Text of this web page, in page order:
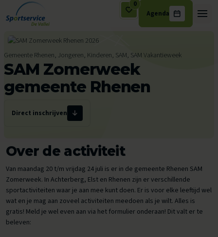
Ga naar de inhoud
0
Agenda
Gemeente Rhenen, Jongeren, Kinderen, SAM, SAM Vakantieweek
SAM Zomerweek
gemeente Rhenen
Direct inschrijven
Over de activiteit
Van maandag 20 t/m vrijdag 24 juli is er in de gemeente Rhenen SAM
Zomerweek. In Achterberg, Elst en Rhenen zijn er verschillende
sportactiviteiten waar je aan mee kunt doen. Er is voor elke leeftijd wel
wat en je mag aan zoveel activiteiten meedoen als je wilt. Alles is
gratis! Meld je wel even aan via het formulier onderaan! Dit valt er te
beleven: